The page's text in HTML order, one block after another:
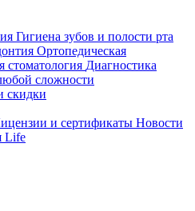
Гигиена зубов и полости рта
Ортопедическая
стоматология Диагностика
сложности
скидки
и сертификаты Новости
Life